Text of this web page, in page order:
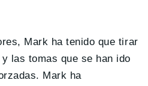
Mark ha tenido que tirar
y las tomas que se han ido
Mark ha